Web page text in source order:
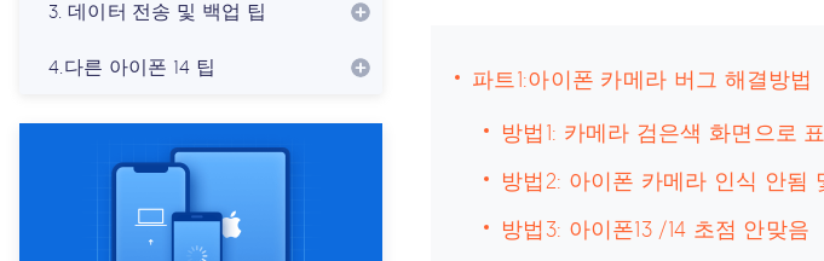
아이폰 14/14 프로/14 프로맥스 복
해결법
아이폰 14/14 Pro/14 Pro Max/ 14
Plus 데이터 전송을 완료할 수 없음
오류 해결 [빠른 해결]
3. 데이터 전송 및 백업 팁
4.다른 아이폰 14 팁
파트1:아이폰 카메라 버그 해결방법
방법1: 카메라 검은색 화면으로
방법2: 아이폰 카메라 인식 안됨
방법3: 아이폰13 /14 초점 안맞음